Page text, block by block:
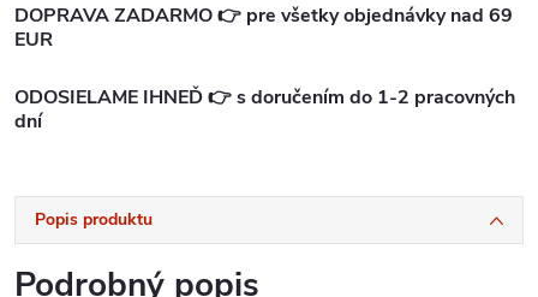
DOPRAVA ZADARMO 👉 pre všetky objednávky nad 69
EUR
ODOSIELAME IHNEĎ 👉 s doručením do 1-2 pracovných
dní
Popis produktu
Podrobný popis